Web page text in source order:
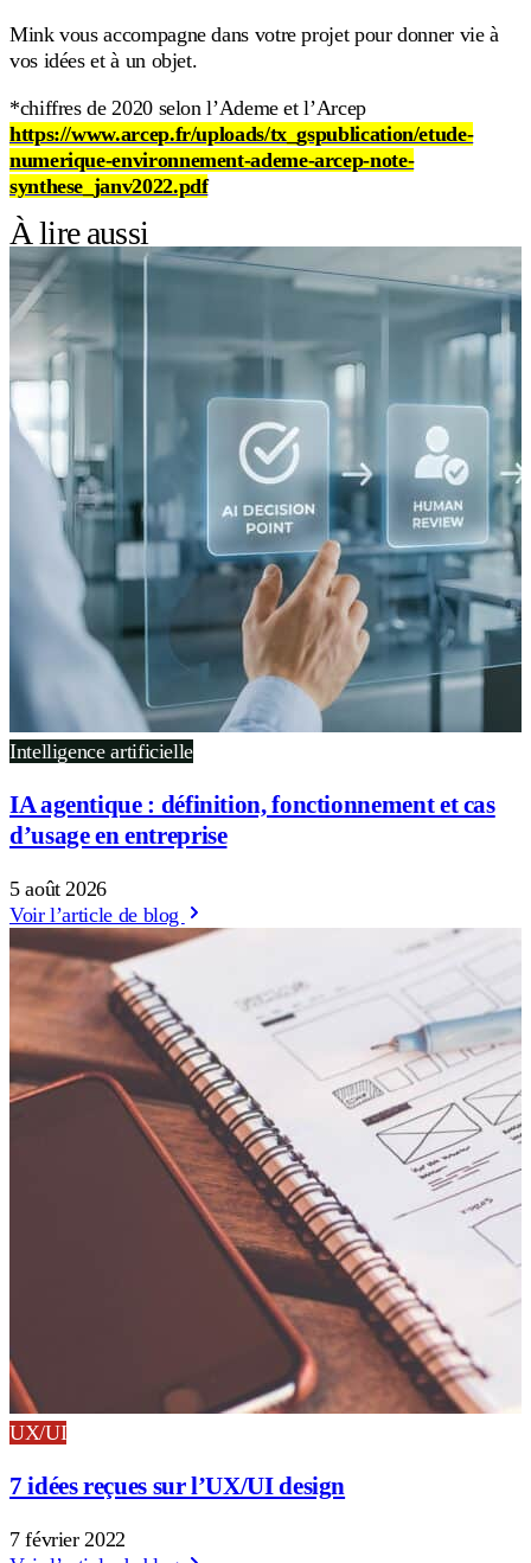
Mink vous accompagne dans votre projet pour donner vie à
vos idées et à un objet.
*chiffres de 2020 selon l’Ademe et l’Arcep
https://www.arcep.fr/uploads/tx_gspublication/etude-
numerique-environnement-ademe-arcep-note-
synthese_janv2022.pdf
À lire aussi
Intelligence artificielle
IA agentique : définition, fonctionnement et cas
d’usage en entreprise
5 août 2026
Voir l’article de blog
UX/UI
7 idées reçues sur l’UX/UI design
7 février 2022